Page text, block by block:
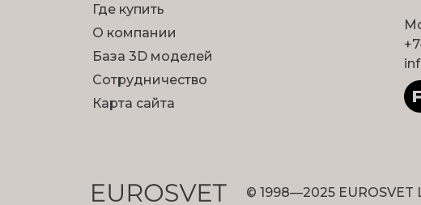
Где купить
О компании
База 3D моделей
Сотрудничество
Карта сайта
© 1998—2025 EUROSVET